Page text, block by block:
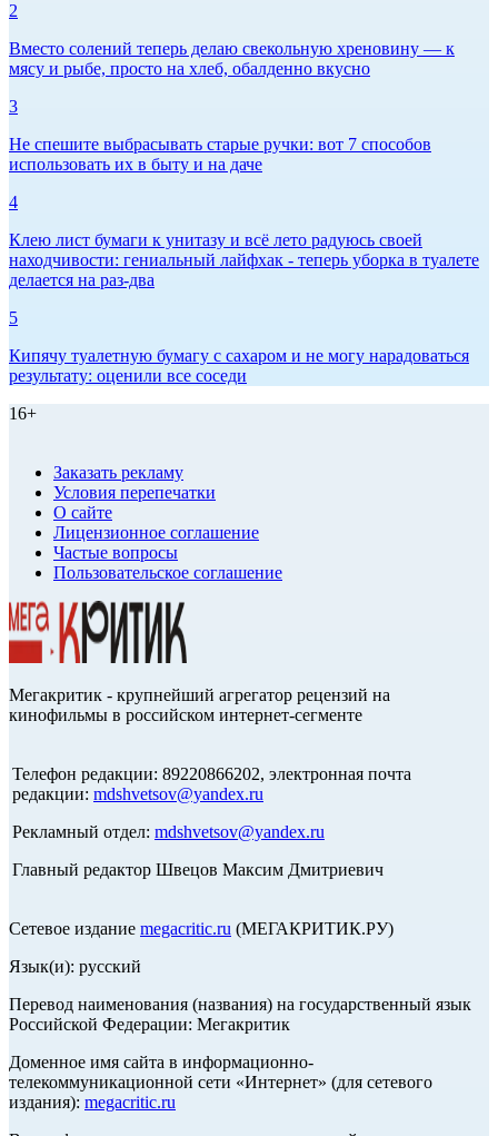
2
Вместо солений теперь делаю свекольную хреновину — к
мясу и рыбе, просто на хлеб, обалденно вкусно
3
Не спешите выбрасывать старые ручки: вот 7 способов
использовать их в быту и на даче
4
Клею лист бумаги к унитазу и всё лето радуюсь своей
находчивости: гениальный лайфхак - теперь уборка в туалете
делается на раз-два
5
Кипячу туалетную бумагу с сахаром и не могу нарадоваться
результату: оценили все соседи
16+
Заказать рекламу
Условия перепечатки
О сайте
Лицензионное соглашение
Частые вопросы
Пользовательское соглашение
Мегакритик - крупнейший агрегатор рецензий на
кинофильмы в российском интернет-сегменте
Телефон редакции: 89220866202, электронная почта
редакции: mdshvetsov@yandex.ru
Рекламный отдел: mdshvetsov@yandex.ru
Главный редактор Швецов Максим Дмитриевич
Сетевое издание megacritic.ru (МЕГАКРИТИК.РУ)
Язык(и): русский
Перевод наименования (названия) на государственный язык
Российской Федерации: Мегакритик
Доменное имя сайта в информационно-
телекоммуникационной сети «Интернет» (для сетевого
издания): megacritic.ru